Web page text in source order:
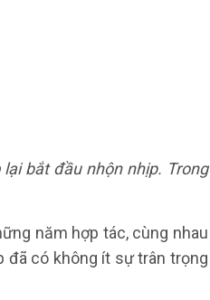
lại bắt đầu nhộn nhịp. Trong
năm hợp tác, cùng nhau
đã có không ít sự trân trọng